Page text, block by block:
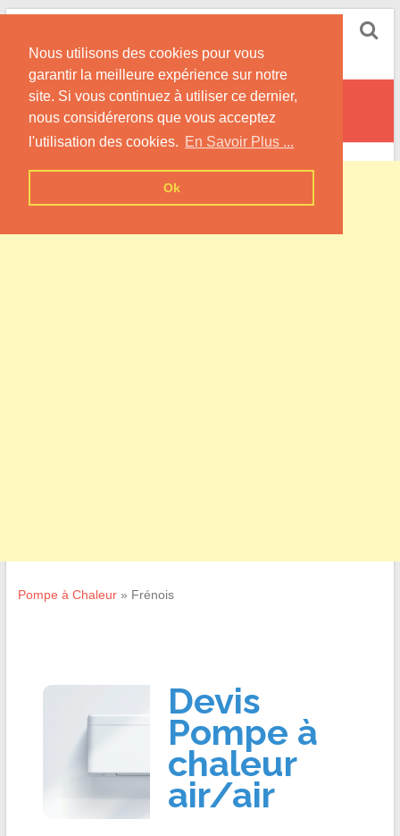
Nous utilisons des cookies pour vous
garantir la meilleure expérience sur notre
site. Si vous continuez à utiliser ce dernier,
nous considérerons que vous acceptez
l'utilisation des cookies. En Savoir Plus ...
Ok
Skip
content
Informations sur les Pompes à Chaleur
Frénois
Pompe à Chaleur» Frénois